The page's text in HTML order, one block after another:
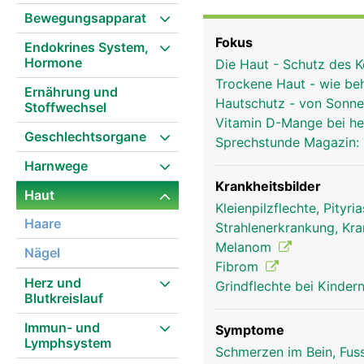
Bewegungsapparat
Endokrines System,
Hormone
Ernährung und
Stoffwechsel
Geschlechtsorgane
Harnwege
Haut
Haare
Nägel
Herz und
Blutkreislauf
Immun- und
Lymphsystem
Wasserverlust und
Schweiss, Weit- bzw.
Schmerz, Druck) und
Haut ist von einem
Schweiss- und
vor dem Austrocknen
wieder abschuppt und
bei tiefer gehenden
ausserdem Pigment
Sonnenbräune
Fasern, die für
Blutgefässe,
Nervenendigungen und
Hautschicht - die
Wärmepolster,
Kollagenfasern aus der
Fokus
Die Haut - Schutz des
Trockene Haut - wie
Hautschutz - von
Vitamin D-Mange bei
Sprechstunde Magazin:
Krankheitsbilder
Kleienpilzflechte,
Strahlenerkrankung,
Melanom
Fibrom
Grindflechte bei
Symptome
Schmerzen im Bein,